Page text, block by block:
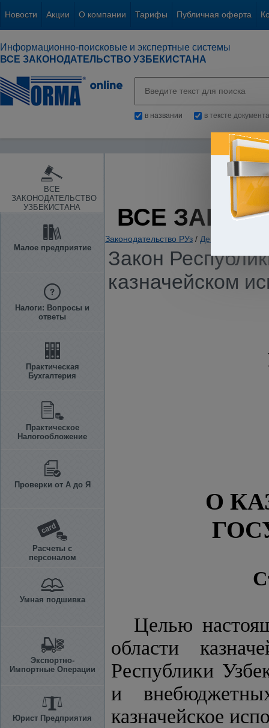
Новости Акции О компании Тарифы Публичная оферта
Информационно-поисковые и экспертные системы
ВСЕ ЗАКОНОДАТЕЛЬСТВО УЗБЕКИСТАНА
в названии в тексте документа
ВСЕ
ЗАКОНОДАТЕЛЬСТВО
УЗБЕКИСТАНА
Малое предприятие
Налоги: Вопросы и
ответы
Практическая
Бухгалтерия
Практическое
Налогообложение
Проверки от А до Я
Расчеты с
персоналом
Умная подшивка
Экспортно-
Импортные Операции
Юрист Предприятия
ВСЕ
Законодательство РУз / Денежная и
Закон
казначейском
О
Целью
области
Республики
и
казначейское